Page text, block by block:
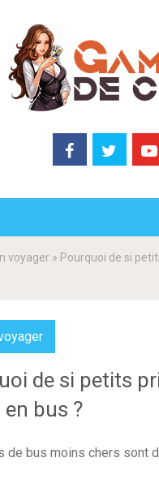
voyager» Pourquoi de si
de si petits
bus ?
de bus moins chers sont